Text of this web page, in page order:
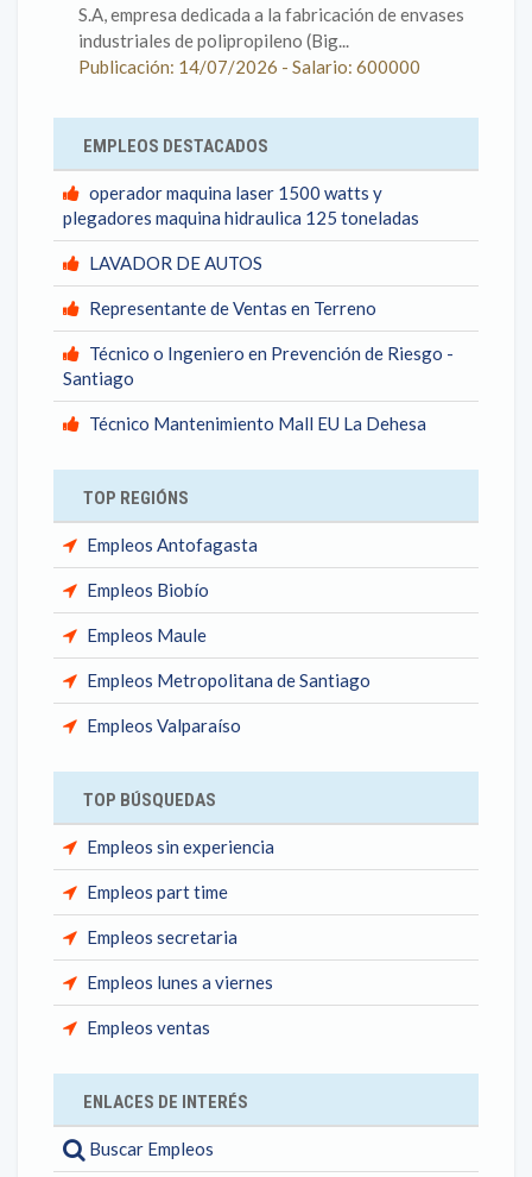
S.A, empresa dedicada a la fabricación de envases
industriales de polipropileno (Big...
Publicación: 14/07/2026 - Salario: 600000
EMPLEOS DESTACADOS
operador maquina laser 1500 watts y
plegadores maquina hidraulica 125 toneladas
LAVADOR DE AUTOS
Representante de Ventas en Terreno
Técnico o Ingeniero en Prevención de Riesgo -
Santiago
Técnico Mantenimiento Mall EU La Dehesa
TOP REGIÓNS
Empleos Antofagasta
Empleos Biobío
Empleos Maule
Empleos Metropolitana de Santiago
Empleos Valparaíso
TOP BÚSQUEDAS
Empleos sin experiencia
Empleos part time
Empleos secretaria
Empleos lunes a viernes
Empleos ventas
ENLACES DE INTERÉS
Buscar Empleos